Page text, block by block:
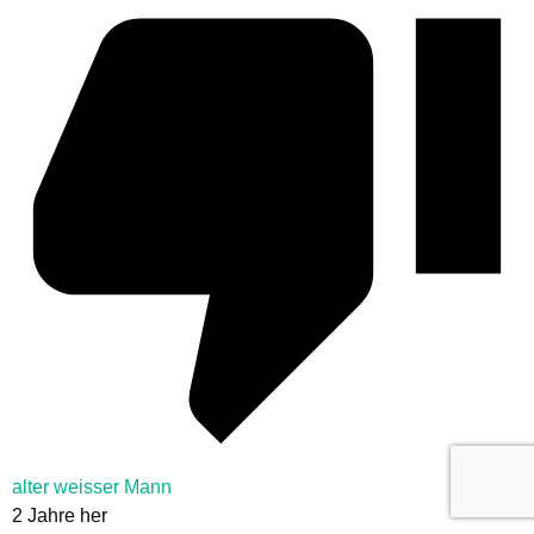
alter weisser Mann
2 Jahre her